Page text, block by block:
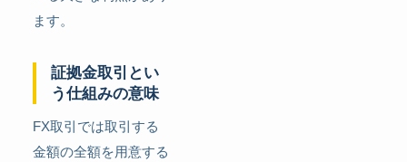
ます。
証拠金取引とい
う仕組みの意味
FX取引では取引する
金額の全額を用意する